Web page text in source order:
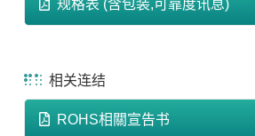
规格表 (含包装,可靠度讯息)
相关连结
ROHS相關宣告书